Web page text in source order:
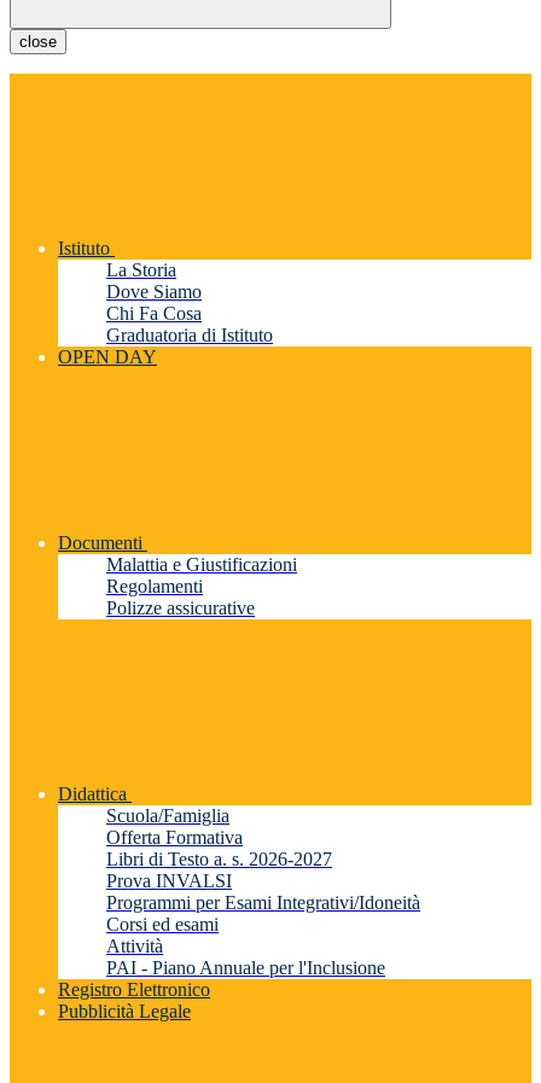
close
Istituto
La Storia
Dove Siamo
Chi Fa Cosa
Graduatoria di Istituto
OPEN DAY
Documenti
Malattia e Giustificazioni
Regolamenti
Polizze assicurative
Didattica
Scuola/Famiglia
Offerta Formativa
Libri di Testo a. s. 2026-2027
Prova INVALSI
Programmi per Esami Integrativi/Idoneità
Corsi ed esami
Attività
PAI - Piano Annuale per l'Inclusione
Registro Elettronico
Pubblicità Legale